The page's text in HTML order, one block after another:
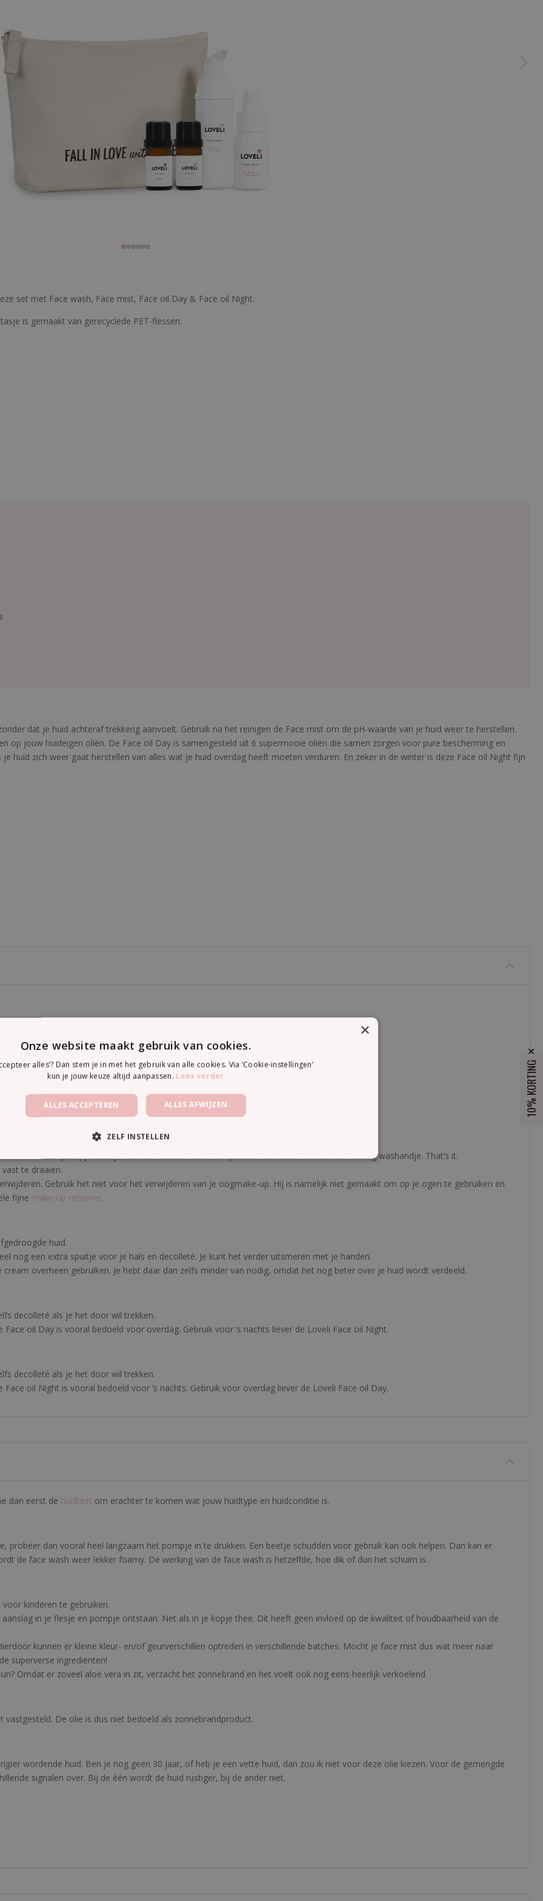
set met Face wash, Face mist, Face oil Day & Face oil Night.
is gemaakt van gerecyclede PET-flessen.
dat je huid achteraf trekkerig aanvoelt. Gebruik na het reinigen de Face mist om de pH-waarde van je huid weer te herstellen.
op jouw huideigen oliën. De Face oil Day is samengesteld uit 6 supermooie oliën die samen zorgen voor pure bescherming en
huid zich weer gaat herstellen van alles wat je huid overdag heeft moeten verduren. En zeker in de winter is deze Face oil Night fijn
cream.
Verdeel één pompje over je huid en masseer het in. Afspoelen met water of met een vochtig washandje. That’s it.
te draaien.
Gebruik het niet voor het verwijderen van je oogmake-up. Hij is namelijk niet gemaakt om op je ogen te gebruiken en
fijne make-up remover.
huid.
nog een extra spuitje voor je hals en decolleté. Je kunt het verder uitsmeren met je handen.
overheen gebruiken. Je hebt daar dan zelfs minder van nodig, omdat het nog beter over je huid wordt verdeeld.
decolleté als je het door wil trekken.
oil Day is vooral bedoeld voor overdag. Gebruik voor ‘s nachts liever de Loveli Face oil Night.
decolleté als je het door wil trekken.
oil Night is vooral bedoeld voor ‘s nachts. Gebruik voor overdag liever de Loveli Face oil Day.
dan eerst de huidtest om erachter te komen wat jouw huidtype en huidconditie is.
dan vooral heel langzaam het pompje in te drukken. Een beetje schudden voor gebruik kan ook helpen. Dan kan er
de face wash weer lekker foamy. De werking van de face wash is hetzelfde, hoe dik of dun het schuim is.
kinderen te gebruiken.
in je flesje en pompje ontstaan. Net als in je kopje thee. Dit heeft geen invloed op de kwaliteit of houdbaarheid van de
kunnen er kleine kleur- en/of geurverschillen optreden in verschillende batches. Mocht je face mist dus wat meer naar
superverse ingrediënten!
Omdat er zoveel aloë vera in zit, verzacht het zonnebrand en het voelt ook nog eens heerlijk verkoelend
De olie is dus niet bedoeld als zonnebrandproduct.
wordende huid. Ben je nog geen 30 jaar, of heb je een vette huid, dan zou ik niet voor deze olie kiezen. Voor de gemengde
signalen over. Bij de één wordt de huid rustiger, bij de ander niet.
10% KORTING
×
Onze website maakt gebruik van cookies.
alles’? Dan stem je in met het gebruik van alle cookies. Via ‘Cookie-instellingen’
kun je jouw keuze altijd aanpassen. Lees verder
ALLES ACCEPTEREN ALLES AFWIJZEN
ZELF INSTELLEN